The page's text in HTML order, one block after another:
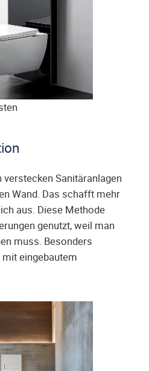
Sanitäranlagen
Wand. Das schafft mehr
aus. Diese Methode
genutzt, weil man
muss. Besonders
eingebautem